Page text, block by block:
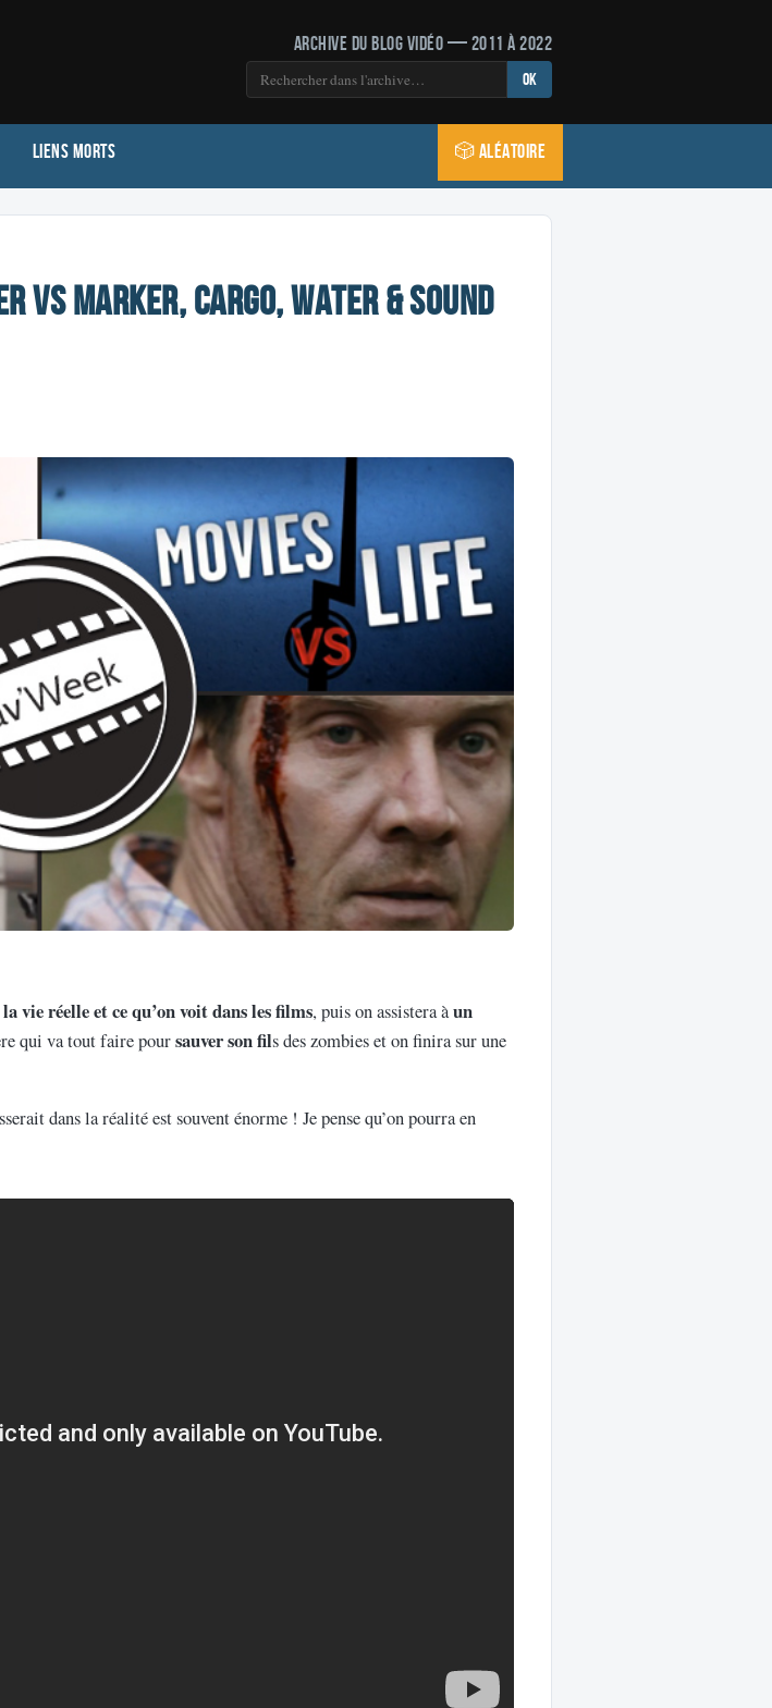
Archive du blog vidéo — 2011 à 2022
OK
Liens morts 🎲 Aléatoire
vs Marker, Cargo, Water & Sound
vie réelle et ce qu’on voit dans les films, puis on assistera àun
qui va tout faire poursauver son fils des zombies et on finira sur une
dans la réalité est souvent énorme ! Je pense qu’on pourra en